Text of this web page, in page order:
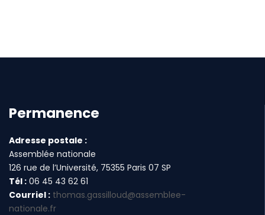
Permanence
Adresse postale :
Assemblée nationale
126 rue de l’Université, 75355 Paris 07 SP
Tél : 06 45 43 62 61
Courriel : thomas.gassilloud@assemblee-
nationale.fr